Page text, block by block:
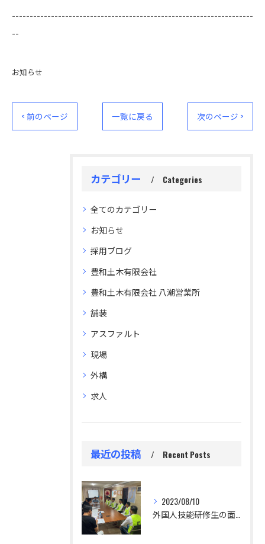
--------------------------------------------------------------------
--
お知らせ
< 前のページ 一覧に戻る 次のページ >
カテゴリー Categories
全てのカテゴリー
お知らせ
採用ブログ
豊和土木有限会社
豊和土木有限会社 八潮営業所
舗装
アスファルト
現場
外構
求人
最近の投稿 Recent Posts
2023/08/10